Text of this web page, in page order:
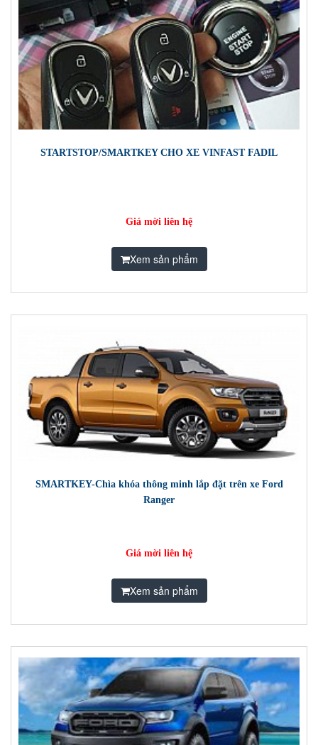
STARTSTOP/SMARTKEY CHO XE VINFAST FADIL
Giá mời liên hệ
Xem sản phẩm
SMARTKEY-Chìa khóa thông minh lắp đặt trên xe Ford
Ranger
Giá mời liên hệ
Xem sản phẩm